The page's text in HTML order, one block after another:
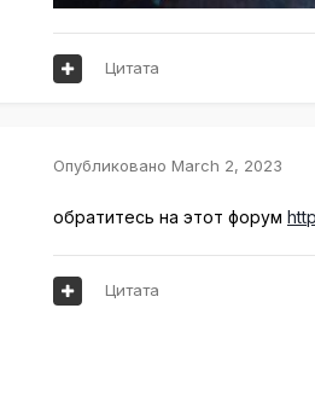
Цитата
Опубликовано March 2, 2023
обратитесь на этот форум
Цитата